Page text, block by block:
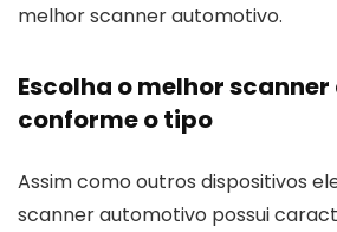
melhor scanner automotivo.
Escolha o melhor
conforme o tipo
Assim como outros dispositivos
scanner automotivo possui